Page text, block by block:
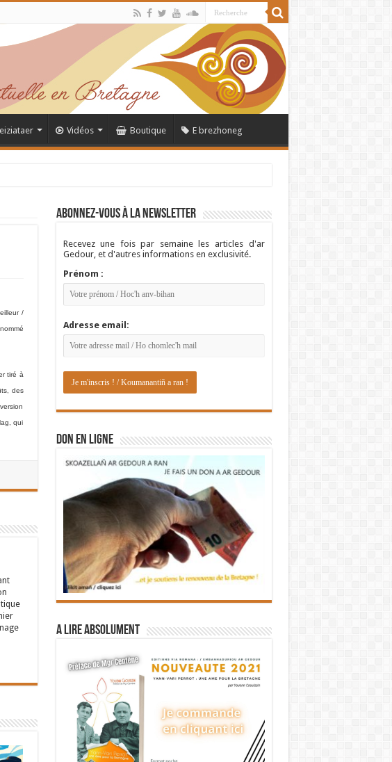
Vidéos Boutique E brezhoneg
/
tiré à
des
qui
Abonnez-vous à la newsletter
Recevez une fois par semaine les articles d'ar
Gedour, et d'autres informations en exclusivité.
Prénom :
Adresse email:
DON EN LIGNE
A lire absolument